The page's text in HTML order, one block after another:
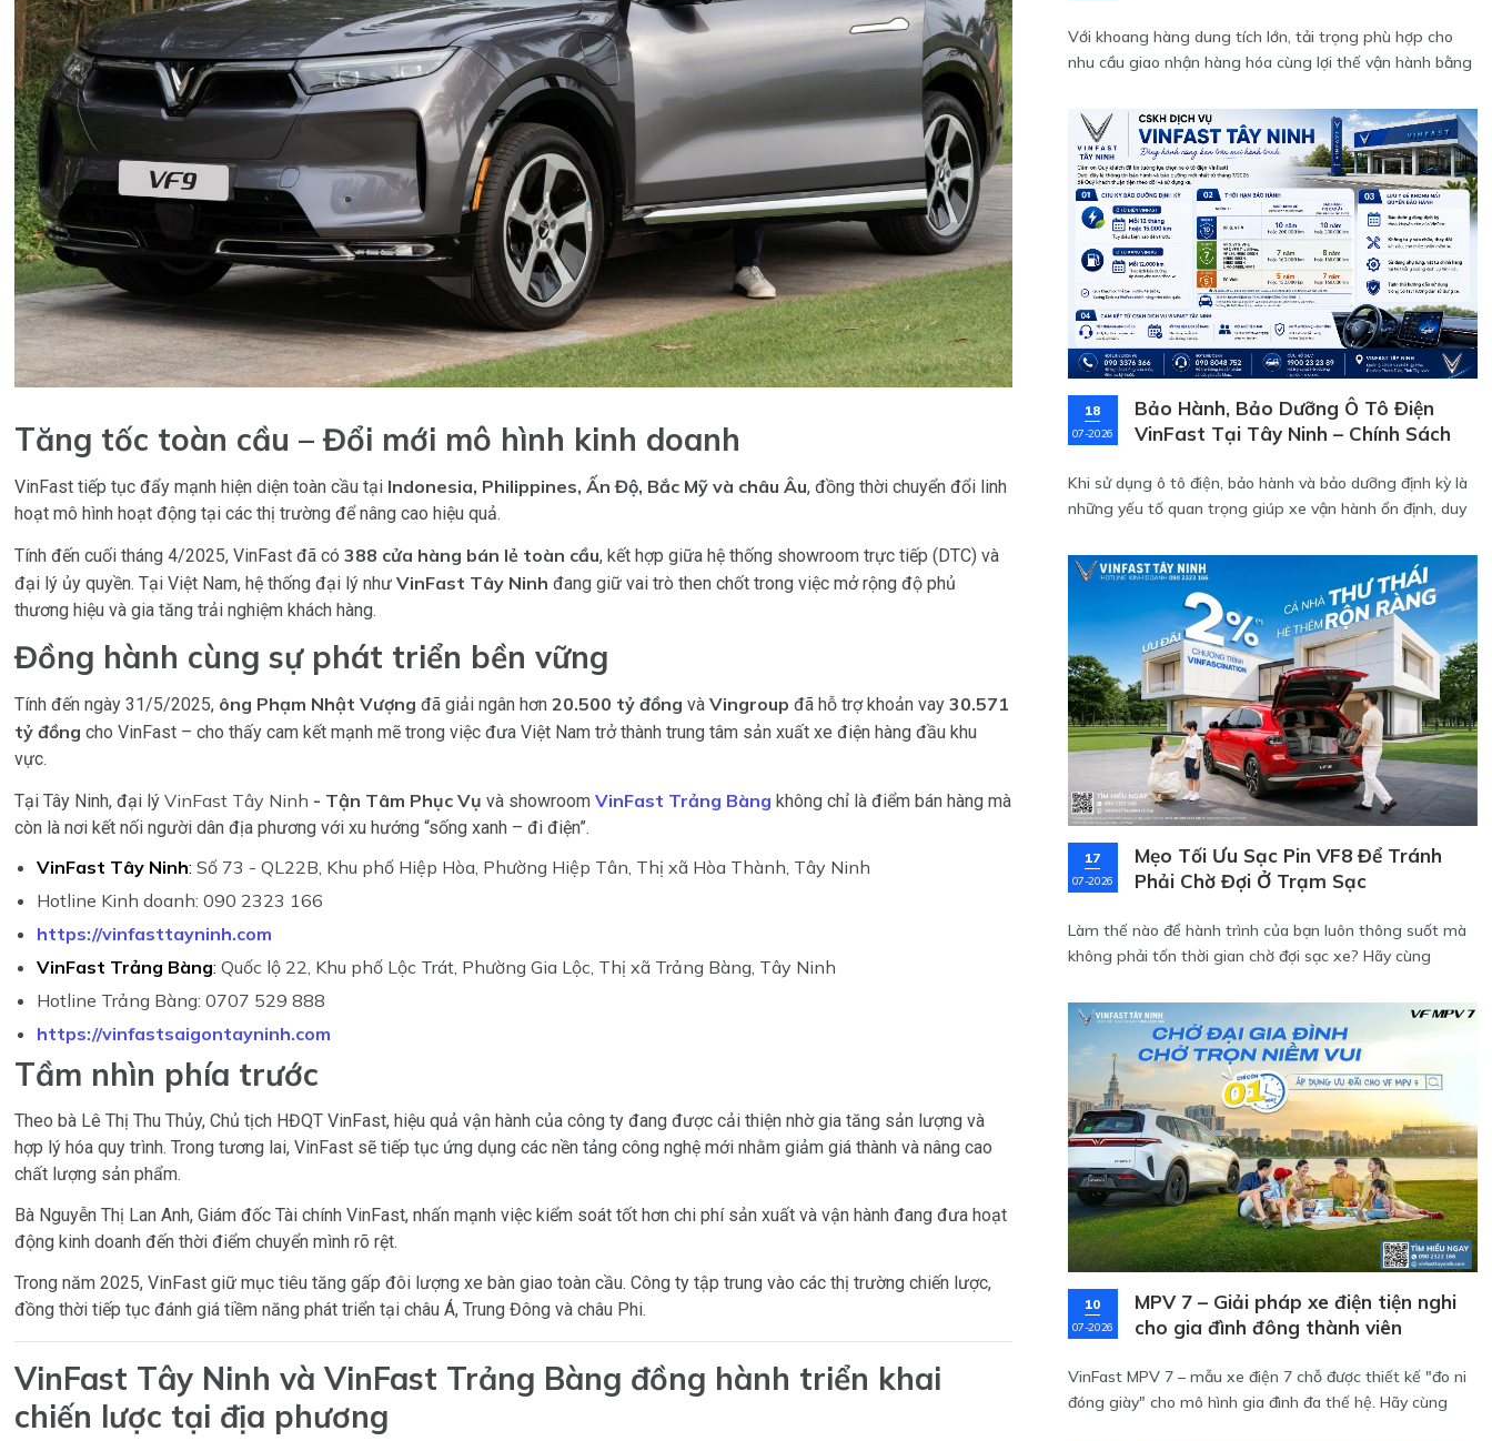
Tăng tốc toàn cầu – Đổi mới mô hình kinh doanh
VinFast tiếp tục đẩy mạnh hiện diện toàn cầu tại Indonesia, Philippines, Ấn Độ, Bắc Mỹ và châu Âu, đồng thời chuyển đổi linh
hoạt mô hình hoạt động tại các thị trường để nâng cao hiệu quả.
Tính đến cuối tháng 4/2025, VinFast đã có388 cửa hàng bán lẻ toàn cầu, kết hợp giữa hệ thống showroom trực tiếp (DTC) và
đại lý ủy quyền. Tại Việt Nam, hệ thống đại lý nhưVinFast Tây Ninh đang giữ vai trò then chốt trong việc mở rộng độ phủ
thương hiệu và gia tăng trải nghiệm khách hàng.
Đồng hành cùng sự phát triển bền vững
Tính đến ngày 31/5/2025, ông Phạm Nhật Vượng đã giải ngân hơn20.500 tỷ đồng vàVingroup đã hỗ trợ khoản vay30.571
tỷ đồng cho VinFast – cho thấy cam kết mạnh mẽ trong việc đưa Việt Nam trở thành trung tâm sản xuất xe điện hàng đầu khu
vực.
Tại Tây Ninh, đại lýVinFast Tây Ninh - Tận Tâm Phục Vụ và showroomVinFast Trảng Bàng không chỉ là điểm bán hàng mà
còn là nơi kết nối người dân địa phương với xu hướng “sống xanh – đi điện”.
VinFast Tây Ninh:Số 73 - QL22B, Khu phố Hiệp Hòa, Phường Hiệp Tân, Thị xã Hòa Thành, Tây Ninh
Hotline Kinh doanh: 090 2323 166
https://vinfasttayninh.com
VinFast Trảng Bàng: Quốc lộ 22, Khu phố Lộc Trát, Phường Gia Lộc, Thị xã Trảng Bàng, Tây Ninh
Hotline Trảng Bàng: 0707 529 888
https://vinfastsaigontayninh.com
Tầm nhìn phía trước
Theo bà Lê Thị Thu Thủy, Chủ tịch HĐQT VinFast, hiệu quả vận hành của công ty đang được cải thiện nhờ gia tăng sản lượng và
hợp lý hóa quy trình. Trong tương lai, VinFast sẽ tiếp tục ứng dụng các nền tảng công nghệ mới nhằm giảm giá thành và nâng cao
chất lượng sản phẩm.
Bà Nguyễn Thị Lan Anh, Giám đốc Tài chính VinFast, nhấn mạnh việc kiểm soát tốt hơn chi phí sản xuất và vận hành đang đưa hoạt
động kinh doanh đến thời điểm chuyển mình rõ rệt.
Trong năm 2025, VinFast giữ mục tiêu tăng gấp đôi lượng xe bàn giao toàn cầu. Công ty tập trung vào các thị trường chiến lược,
đồng thời tiếp tục đánh giá tiềm năng phát triển tại châu Á, Trung Đông và châu Phi.
VinFast Tây Ninh và VinFast Trảng Bàng đồng hành triển khai
chiến lược tại địa phương
Với khoang hàng dung tích lớn, tải trọng phù hợp cho
nhu cầu giao nhận hàng hóa cùng lợi thế vận hành bằng
giao hàng và vận chuyển nội đô.
18
07-2026
Bảo Hành, Bảo Dưỡng Ô Tô Điện
VinFast Tại Tây Ninh – Chính Sách
Khi sử dụng ô tô điện, bảo hành và bảo dưỡng định kỳ là
những yếu tố quan trọng giúp xe vận hành ổn định, duy
trình sử dụng.
17
07-2026
Mẹo Tối Ưu Sạc Pin VF8 Để Tránh
Phải Chờ Đợi Ở Trạm Sạc
Làm thế nào để hành trình của bạn luôn thông suốt mà
không phải tốn thời gian chờ đợi sạc xe? Hãy cùng
nhưng hiệu quả để làm chủ công nghệ sạc pin, đồng thời
cập nhật chi tiết về giá lăn bánh VF8 mới nhất với nhiều
ưu đãi hấp dẫn ngay trong bài viết này.
10
07-2026
MPV 7 – Giải pháp xe điện tiện nghi
cho gia đình đông thành viên
VinFast MPV 7 – mẫu xe điện 7 chỗ được thiết kế "đo ni
đóng giày" cho mô hình gia đình đa thế hệ. Hãy cùng